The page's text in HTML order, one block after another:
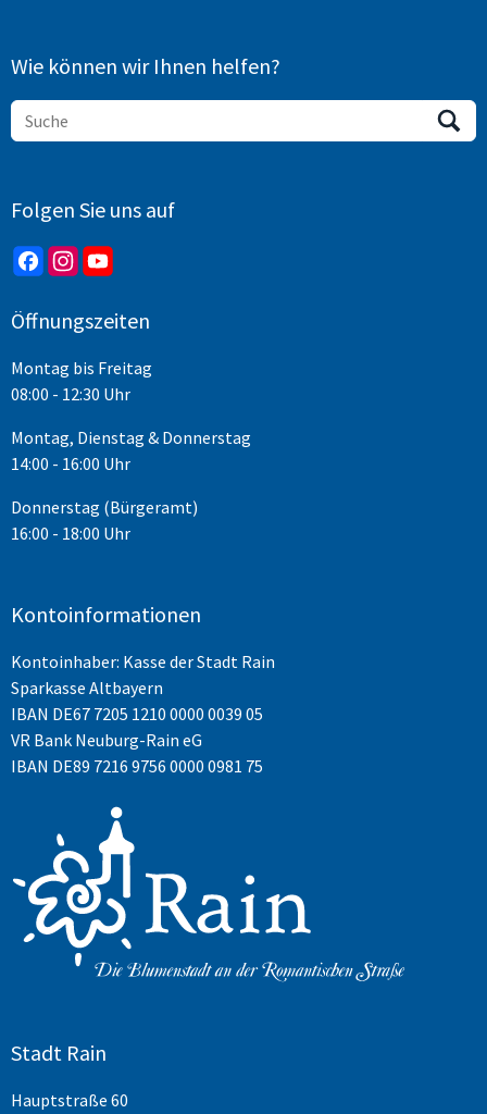
Wie können wir Ihnen helfen?
Folgen Sie uns auf
Öffnungszeiten
Montag bis Freitag
08:00 - 12:30 Uhr
Montag, Dienstag & Donnerstag
14:00 - 16:00 Uhr
Donnerstag (Bürgeramt)
16:00 - 18:00 Uhr
Kontoinformationen
Kontoinhaber: Kasse der Stadt Rain
Sparkasse Altbayern
IBAN DE67 7205 1210 0000 0039 05
VR Bank Neuburg-Rain eG
IBAN DE89 7216 9756 0000 0981 75
Stadt Rain
Hauptstraße 60